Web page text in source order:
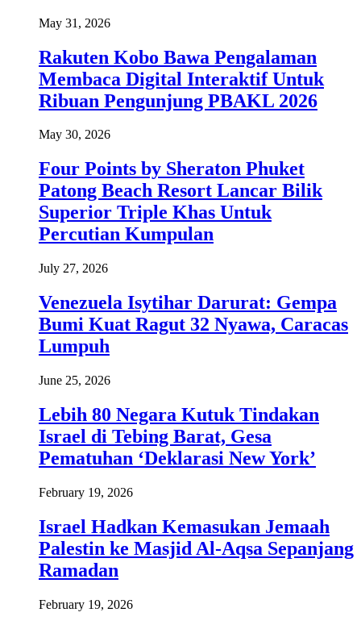
May 31, 2026
Rakuten Kobo Bawa Pengalaman
Membaca Digital Interaktif Untuk
Ribuan Pengunjung PBAKL 2026
May 30, 2026
Four Points by Sheraton Phuket
Patong Beach Resort Lancar Bilik
Superior Triple Khas Untuk
Percutian Kumpulan
July 27, 2026
Venezuela Isytihar Darurat: Gempa
Bumi Kuat Ragut 32 Nyawa, Caracas
Lumpuh
June 25, 2026
Lebih 80 Negara Kutuk Tindakan
Israel di Tebing Barat, Gesa
Pematuhan ‘Deklarasi New York’
February 19, 2026
Israel Hadkan Kemasukan Jemaah
Palestin ke Masjid Al-Aqsa Sepanjang
Ramadan
February 19, 2026